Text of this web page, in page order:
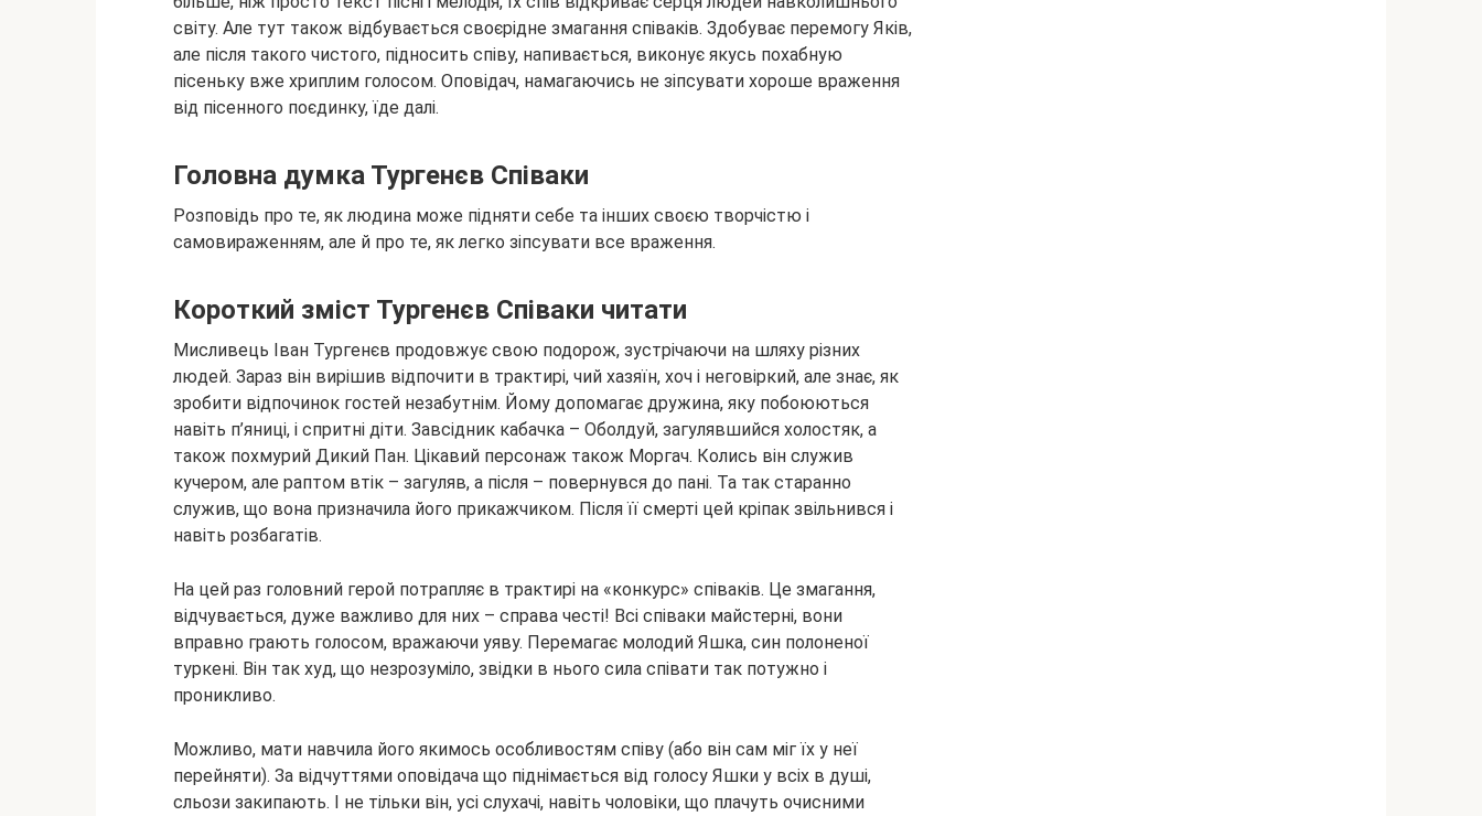
світу. Але тут також відбувається своєрідне змагання співаків. Здобуває перемогу Яків,
але після такого чистого, підносить співу, напивається, виконує якусь похабную
пісеньку вже хриплим голосом. Оповідач, намагаючись не зіпсувати хороше враження
від пісенного поєдинку, їде далі.
Головна думка Тургенєв Співаки
Розповідь про те, як людина може підняти себе та інших своєю творчістю і
самовираженням, але й про те, як легко зіпсувати все враження.
Короткий зміст Тургенєв Співаки читати
Мисливець Іван Тургенєв продовжує свою подорож, зустрічаючи на шляху різних
людей. Зараз він вирішив відпочити в трактирі, чий хазяїн, хоч і неговіркий, але знає, як
зробити відпочинок гостей незабутнім. Йому допомагає дружина, яку побоюються
навіть п’яниці, і спритні діти. Завсідник кабачка – Оболдуй, загулявшийся холостяк, а
також похмурий Дикий Пан. Цікавий персонаж також Моргач. Колись він служив
кучером, але раптом втік – загуляв, а після – повернувся до пані. Та так старанно
служив, що вона призначила його прикажчиком. Після її смерті цей кріпак звільнився і
навіть розбагатів.
На цей раз головний герой потрапляє в трактирі на «конкурс» співаків. Це змагання,
відчувається, дуже важливо для них – справа честі! Всі співаки майстерні, вони
вправно грають голосом, вражаючи уяву. Перемагає молодий Яшка, син полоненої
туркені. Він так худ, що незрозуміло, звідки в нього сила співати так потужно і
проникливо.
Можливо, мати навчила його якимось особливостям співу (або він сам міг їх у неї
перейняти). За відчуттями оповідача що піднімається від голосу Яшки у всіх в душі,
сльози закипають. І не тільки він, усі слухачі, навіть чоловіки, що плачуть очисними